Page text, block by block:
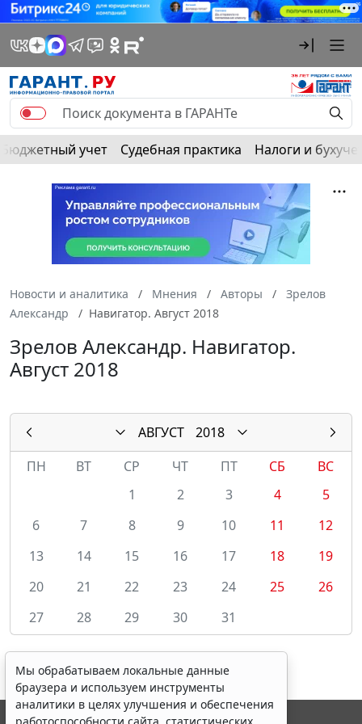
Бюджетный учет Судебная практика Налоги и
Новости и аналитика Мнения Авторы
Зрелов
Александр
Навигатор. Август 2018
Зрелов Александр. Навигатор.
Август 2018
АВГУСТ
2018
ПН
ВТ СР ЧТ ПТ СБ
ВС
1
2 3 4
5
6
7 8 9 10 11
12
13
14 15 16 17 18
19
20
21 22 23 24 25
26
27
28 29 30 31
Мы обрабатываем локальные данные
браузера и используем инструменты
аналитики в целях улучшения и обеспечения